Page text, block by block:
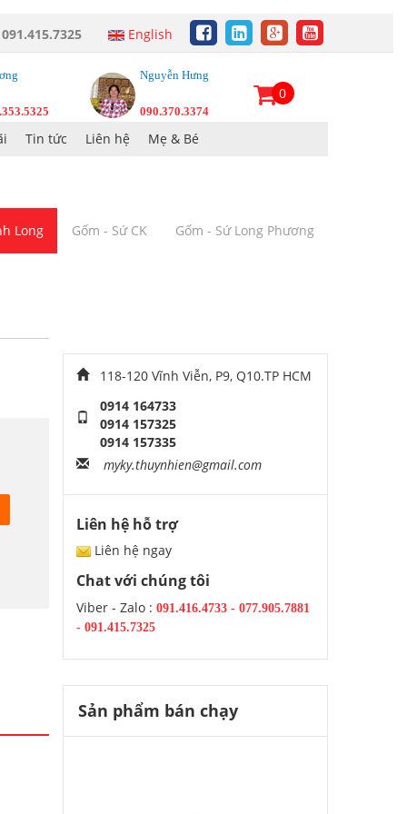
091.415.7325 English
Nguyễn Hưng
090.370.3374
0
Tin tức Liên hệ Mẹ & Bé
Long Gốm - Sứ CK Gốm - Sứ Long Phương
118-120 Vĩnh Viễn, P9, Q10.TP HCM
0914 164733
0914 157325
0914 157335
myky.thuynhien@gmail.com
Liên hệ hỗ trợ
Liên hệ ngay
Chat với chúng tôi
Viber - Zalo : 091.416.4733- 077.905.7881
- 091.415.7325
Sản phẩm bán chạy